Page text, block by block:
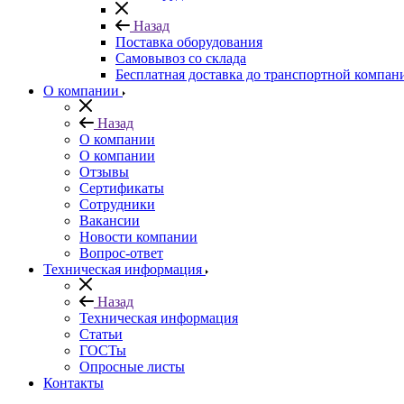
Назад
Поставка оборудования
Самовывоз со склада
Бесплатная доставка до транспортной
О компании
Назад
О компании
О компании
Отзывы
Сертификаты
Сотрудники
Вакансии
Новости компании
Вопрос-ответ
Техническая информация
Назад
Техническая информация
Статьи
ГОСТы
Опросные листы
Контакты